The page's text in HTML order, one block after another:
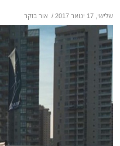
שלישי, 17 ינואר 2017 / אור בוקר